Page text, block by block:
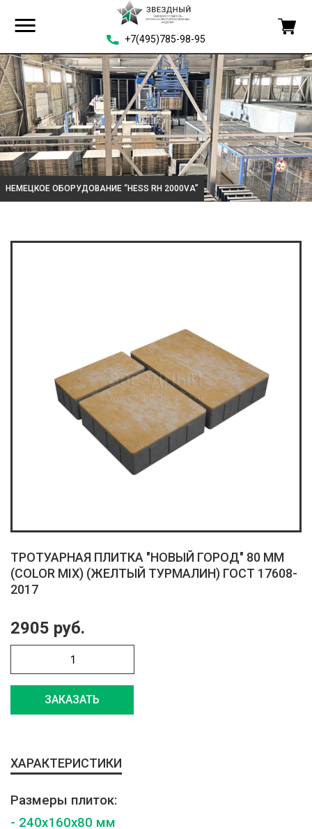
+7(495)785-98-95
НЕМЕЦКОЕ ОБОРУДОВАНИЕ “HESS RH 2000VA”
ТРОТУАРНАЯ ПЛИТКА "НОВЫЙ ГОРОД" 80 ММ
(COLOR MIX) (ЖЕЛТЫЙ ТУРМАЛИН) ГОСТ 17608-
2017
2905 руб.
ЗАКАЗАТЬ
ХАРАКТЕРИСТИКИ
Размеры плиток:
- 240x160x80 мм